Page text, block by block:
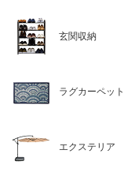
玄関収納
ラグカーペット
エクステリア